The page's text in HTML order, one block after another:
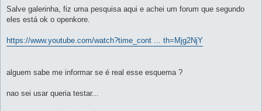
s
Salve galerinha, fiz uma pesquisa aqui e achei um forum que segundo
eles está ok o openkore.
https://www.youtube.com/watch?time_cont ... th=Mjg2NjY
alguem sabe me informar se é real esse esquema ?
nao sei usar queria testar...